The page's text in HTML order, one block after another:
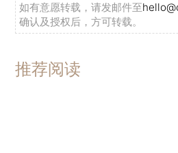
如有意愿转载，请发邮件至
确认及授权后，方可转载。
推荐阅读